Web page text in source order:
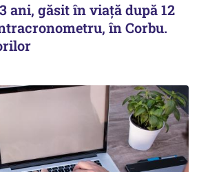
ani, găsit în viață după 12
în Corbu.